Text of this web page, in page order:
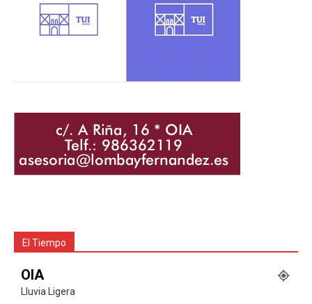
El Tiempo
OIA
Lluvia Ligera